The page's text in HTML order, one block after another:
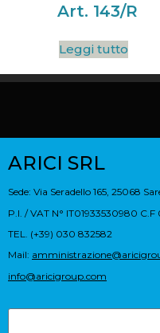
Art. 143/R
Leggi tutto
ARICI SRL
Sede: Via Seradello 165, 25068
P.I. / VAT N° IT01933530980
TEL. (+39) 030 832582
Mail:
info@aricigroup.com